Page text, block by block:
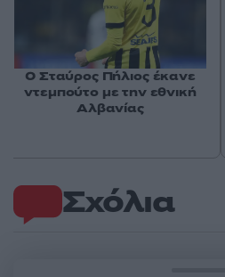
Σχόλια
Ο Σταύρος Πήλιος έκανε
ντεμπούτο με την εθνική
Αλβανίας